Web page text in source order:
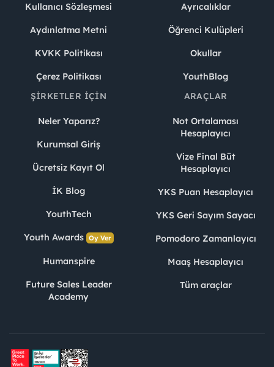
Kullanıcı Sözleşmesi
Aydınlatma Metni
KVKK Politikası
Çerez Politikası
Ayrıcalıklar
Öğrenci Kulüpleri
Okullar
YouthBlog
ŞIRKETLER İÇIN
Neler Yaparız?
Kurumsal Giriş
Ücretsiz Kayıt Ol
İK Blog
YouthTech
Youth Awards Oy Ver
Humanspire
Future Sales Leader
Academy
ARAÇLAR
Not Ortalaması
Hesaplayıcı
Vize Final Büt
Hesaplayıcı
YKS Puan Hesaplayıcı
YKS Geri Sayım Sayacı
Pomodoro Zamanlayıcı
Maaş Hesaplayıcı
Tüm araçlar